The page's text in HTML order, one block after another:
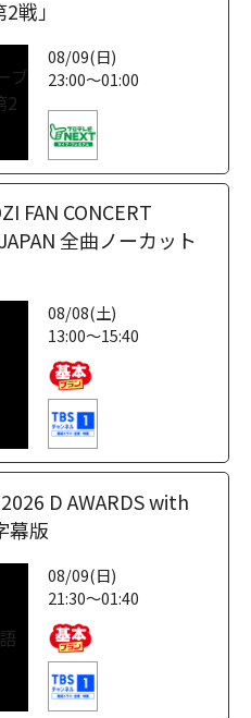
戦」
08/09(日)
23:00～01:00
FAN CONCERT
全曲ノーカット
08/08(土)
13:00～15:40
D AWARDS with
幕版
08/09(日)
21:30～01:40